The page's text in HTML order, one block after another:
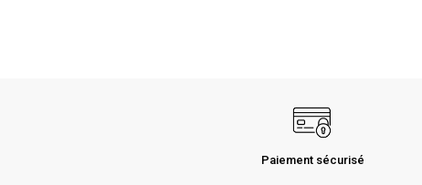
Paiement sécurisé